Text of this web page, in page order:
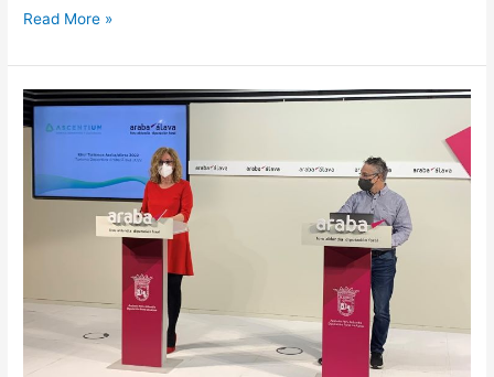
Read More »
Diputación
Foral
Álava
confirma
patrocinador
institucional
Prueba